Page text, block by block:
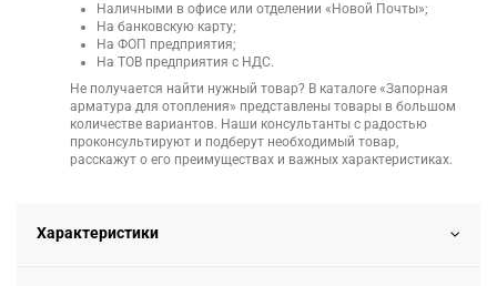
Наличными в офисе или отделении «Новой Почты»;
На банковскую карту;
На ФОП предприятия;
На ТОВ предприятия с НДС.
Не получается найти нужный товар? В каталоге «Запорная
арматура для отопления» представлены товары в большом
количестве вариантов. Наши консультанты с радостью
проконсультируют и подберут необходимый товар,
расскажут о его преимуществах и важных характеристиках.
Характеристики